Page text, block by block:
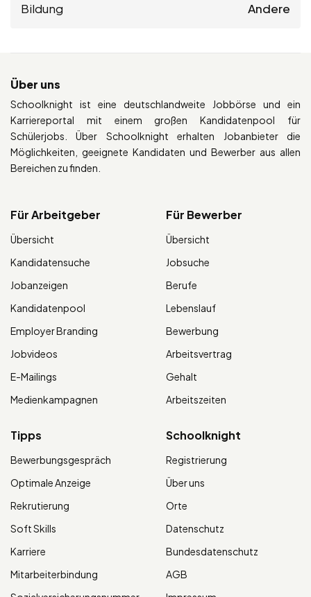
Bildung Andere
Über uns
Schoolknight ist eine deutschlandweite Jobbörse und ein
Karriereportal mit einem großen Kandidatenpool für
Schülerjobs. Über Schoolknight erhalten Jobanbieter die
Möglichkeiten, geeignete Kandidaten und Bewerber aus allen
Bereichen zu finden.
Für Arbeitgeber
Übersicht
Kandidatensuche
Jobanzeigen
Kandidatenpool
Employer Branding
Jobvideos
E-Mailings
Medienkampagnen
Für Bewerber
Übersicht
Jobsuche
Berufe
Lebenslauf
Bewerbung
Arbeitsvertrag
Gehalt
Arbeitszeiten
Tipps
Bewerbungsgespräch
Optimale Anzeige
Rekrutierung
Soft Skills
Karriere
Mitarbeiterbindung
Schoolknight
Registrierung
Über uns
Orte
Datenschutz
Bundesdatenschutz
AGB